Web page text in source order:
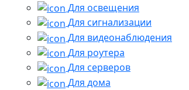
Для освещения
Для сигнализации
Для видеонаблюдения
Для роутера
Для серверов
Для дома